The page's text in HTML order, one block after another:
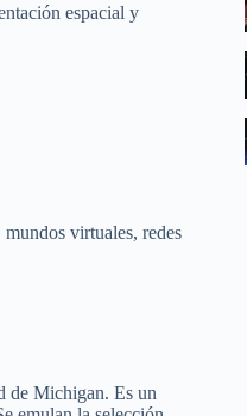
espacial y
virtuales, redes
de Michigan. Es un